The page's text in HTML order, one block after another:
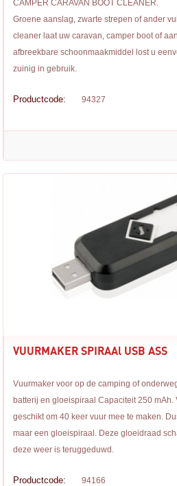
CAMPER CARAVAN BOOT CLEANER.
Groene aanslag, zwarte strepen of ander
cleaner laat uw caravan, camper boot of
afbreekbare schoonmaakmiddel lost u
zuinig in gebruik.
Productcode: 94327
VUURMAKER SPIRAAl USB ASS
Vuurmaker voor op de camping of
batterij en gloeispiraal Capaciteit 250
geschikt om 40 keer vuur mee te maken.
maar een gloeispiraal. Deze gloeidraad
deze weer is teruggeduwd.
Productcode: 94166